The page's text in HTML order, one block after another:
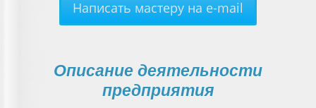
Написать мастеру на e-mail
Описание деятельности
предприятия